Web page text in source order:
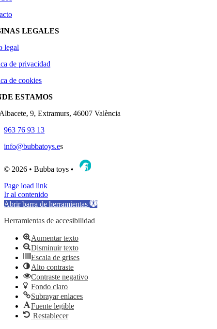
LEGALES
legal
de privacidad
de cookies
ESTAMOS
9, Extramurs, 46007 València
963 76 93 13
info@bubbatoys.es
© 2026 • Bubba toys •
Page load link
Ir al contenido
Abrir barra de herramientas
Herramientas de accesibilidad
Aumentar texto
Disminuir texto
Escala de grises
Alto contraste
Contraste negativo
Fondo claro
Subrayar enlaces
Fuente legible
Restablecer